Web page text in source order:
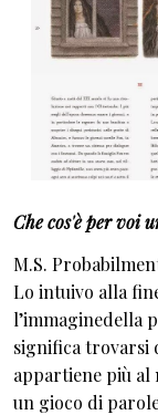
Che cos'è per voi
M.S.
Lo intuivo alla
l’immaginedella
significa trovarsi
appartiene più al
un gioco di